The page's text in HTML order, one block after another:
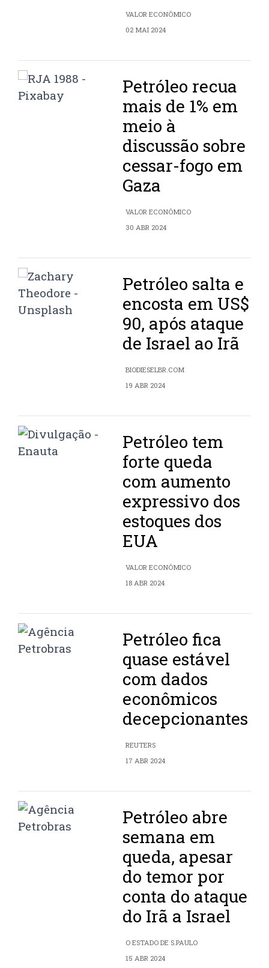
VALOR ECONÔMICO
02 MAI 2024
Petróleo recua
mais de 1% em
meio à
discussão sobre
cessar-fogo em
Gaza
VALOR ECONÔMICO
30 ABR 2024
Petróleo salta e
encosta em US$
90, após ataque
de Israel ao Irã
BIODIESELBR.COM
19 ABR 2024
Petróleo tem
forte queda
com aumento
expressivo dos
estoques dos
EUA
VALOR ECONÔMICO
18 ABR 2024
Petróleo fica
quase estável
com dados
econômicos
decepcionantes
REUTERS
17 ABR 2024
Petróleo abre
semana em
queda, apesar
do temor por
conta do ataque
do Irã a Israel
O ESTADO DE S.PAULO
15 ABR 2024